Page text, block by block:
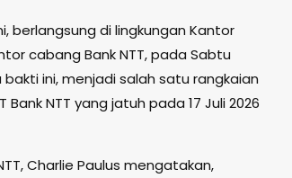
berlangsung di lingkungan Kantor
cabang Bank NTT, pada Sabtu
ini, menjadi salah satu rangkaian
NTT yang jatuh pada 17 Juli 2026
Charlie Paulus mengatakan,